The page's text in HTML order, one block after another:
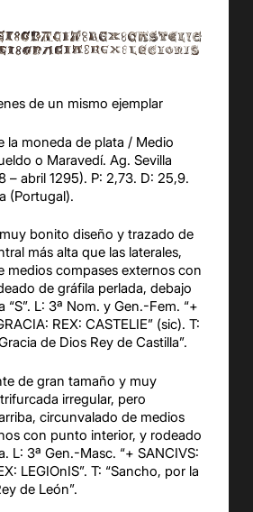
de un mismo ejemplar
la moneda de plata / Medio
o Maravedí. Ag. Sevilla
– abril 1295). P: 2,73. D: 25,9.
(Portugal).
bonito diseño y trazado de
más alta que las laterales,
medios compases externos con
de gráfila perlada, debajo
“S”. L: 3ª Nom. y Gen.-Fem. “+
REX: CASTELIE” (sic). T:
de Dios Rey de Castilla”.
de gran tamaño y muy
irregular, pero
circunvalado de medios
con punto interior, y rodeado
L: 3ª Gen.-Masc. “+ SANCIVS:
LEGIOnIS”. T: “Sancho, por la
de León”.